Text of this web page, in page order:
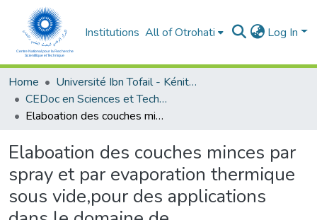
Institutions All of Otrohati Log In
Home
Université Ibn Tofail - Kénitra
CEDoc en Sciences et Techniques et Sciences Médicales (CED - STSM)
Elaboation des couches minces par spray et par evaporation thermique sous vide,pour des applications dans le domaine de l'optoéletronique
Elaboation des couches minces par
spray et par evaporation thermique
sous vide,pour des applications